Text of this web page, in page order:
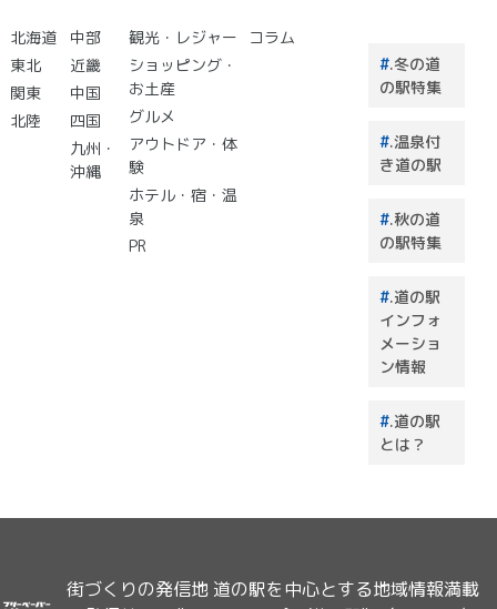
道の駅
２０
選 道
の駅で
買うも
のはこ
れで決
まり！
北海道
東北
関東
北陸
中部
近畿
中国
四国
九州・
沖縄
観光・レジャー
ショッピング・
お土産
グルメ
アウトドア・体
験
ホテル・宿・温
泉
PR
コラム
.冬の道
の駅特集
.温泉付
き道の駅
.秋の道
の駅特集
.道の駅
インフォ
メーショ
ン情報
.道の駅
とは？
街づくりの発信地 道の駅を中心とする地域情報満載